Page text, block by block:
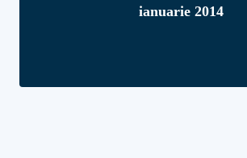
ianuarie 2014